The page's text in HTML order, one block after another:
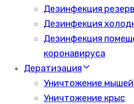
Дезинфекция
Дезинфекция
Дезинфекция
коронавируса
Дератизация
Уничтожение мышей
Уничтожение крыс